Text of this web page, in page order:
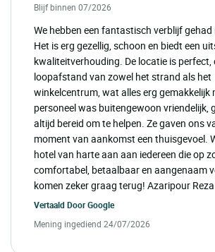
Blijf binnen 07/2026
We hebben een fantastisch verblijf gehad
Het is erg gezellig, schoon en biedt een
kwaliteitverhouding. De locatie is perfect,
loopafstand van zowel het strand als het
winkelcentrum, wat alles erg gemakkelijk
personeel was buitengewoon vriendelijk,
altijd bereid om te helpen. Ze gaven ons
moment van aankomst een thuisgevoel.
hotel van harte aan aan iedereen die op
comfortabel, betaalbaar en aangenaam
komen zeker graag terug! Azaripour Reza
Vertaald DoorGoogle
Mening ingediend 24/07/2026